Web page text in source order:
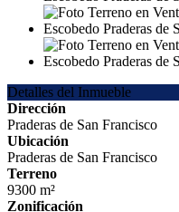
Detalles del Inmueble
Dirección
Praderas de San Francisco
Ubicación
Praderas de San Francisco
Terreno
9300 m²
Zonificación